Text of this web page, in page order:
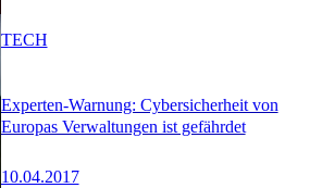
Experten-Warnung: Cybersicherheit von
Europas Verwaltungen ist gefährdet
10.04.2017
TECH